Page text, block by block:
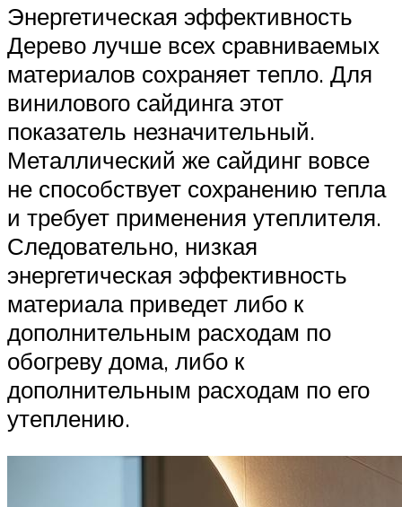
Энергетическая эффективность
Дерево лучше всех сравниваемых
материалов сохраняет тепло. Для
винилового сайдинга этот
показатель незначительный.
Металлический же сайдинг вовсе
не способствует сохранению тепла
и требует применения утеплителя.
Следовательно, низкая
энергетическая эффективность
материала приведет либо к
дополнительным расходам по
обогреву дома, либо к
дополнительным расходам по его
утеплению.